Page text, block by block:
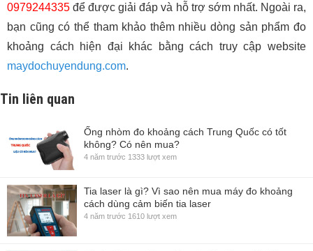
0979244335 để được giải đáp và hỗ trợ sớm nhất. Ngoài ra,
bạn cũng có thể tham khảo thêm nhiều dòng sản phẩm đo
khoảng cách hiện đại khác bằng cách truy cập website
maydochuyendung.com.
Tin liên quan
Ống nhòm đo khoảng cách Trung Quốc có tốt
không? Có nên mua?
4 năm trước 1333 lượt xem
Tia laser là gì? Vì sao nên mua máy đo khoảng
cách dùng cảm biến tia laser
4 năm trước 1610 lượt xem